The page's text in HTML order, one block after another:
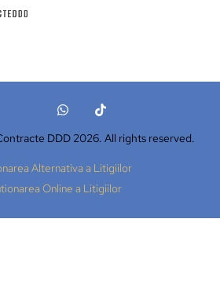
DDD 2026. All rights reserved.